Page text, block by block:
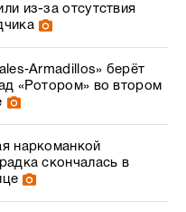
из-за отсутствия
берёт
«Ротором» во втором
наркоманкой
скончалась в